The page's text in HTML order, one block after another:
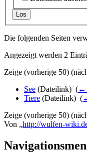
Los
Die folgenden Seiten
Angezeigt werden 2
Zeige (vorherige 50) (
See (Dateilink) ‎ (←
Tiere (Dateilink) ‎ (
Zeige (vorherige 50) (
Von „http://wulfen-